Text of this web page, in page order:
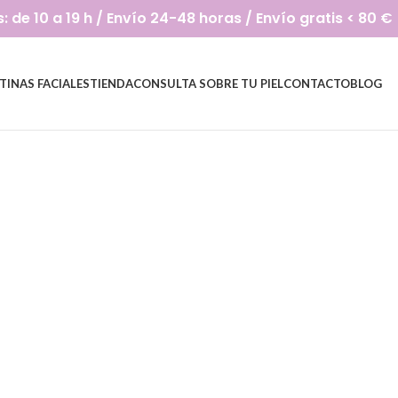
10 a 19 h / Envío 24-48 horas / Envío gratis < 80 €
FACIALESTIENDACONSULTA SOBRE TU PIELCONTACTOBLOG